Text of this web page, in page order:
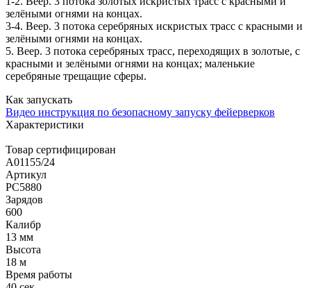
зелёными огнями на концах.
3-4. Веер. 3 потока серебряных искристых трасс с красными и
зелёными огнями на концах.
5. Веер. 3 потока серебряных трасс, переходящих в золотые, с
красными и зелёными огнями на концах; маленькие
серебряные трещащие сферы.
Как запускать
Видео инструкция по безопасному запуску фейерверков
Характеристики
Товар сертифицирован
A01155/24
Артикул
РС5880
Зарядов
600
Калибр
13 мм
Высота
18 м
Время работы